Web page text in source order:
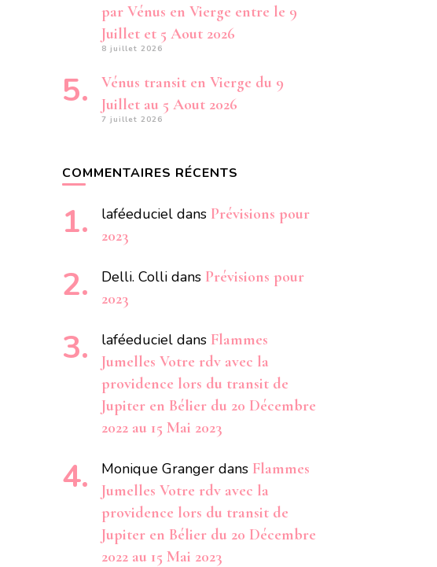
par Vénus en Vierge entre le 9
Juillet et 5 Aout 2026
8 juillet 2026
Vénus transit en Vierge du 9
Juillet au 5 Aout 2026
7 juillet 2026
COMMENTAIRES RÉCENTS
laféeduciel dans Prévisions pour
2023
Delli. Colli dans Prévisions pour
2023
laféeduciel dans Flammes
Jumelles Votre rdv avec la
providence lors du transit de
Jupiter en Bélier du 20 Décembre
2022 au 15 Mai 2023
Monique Granger dans Flammes
Jumelles Votre rdv avec la
providence lors du transit de
Jupiter en Bélier du 20 Décembre
2022 au 15 Mai 2023